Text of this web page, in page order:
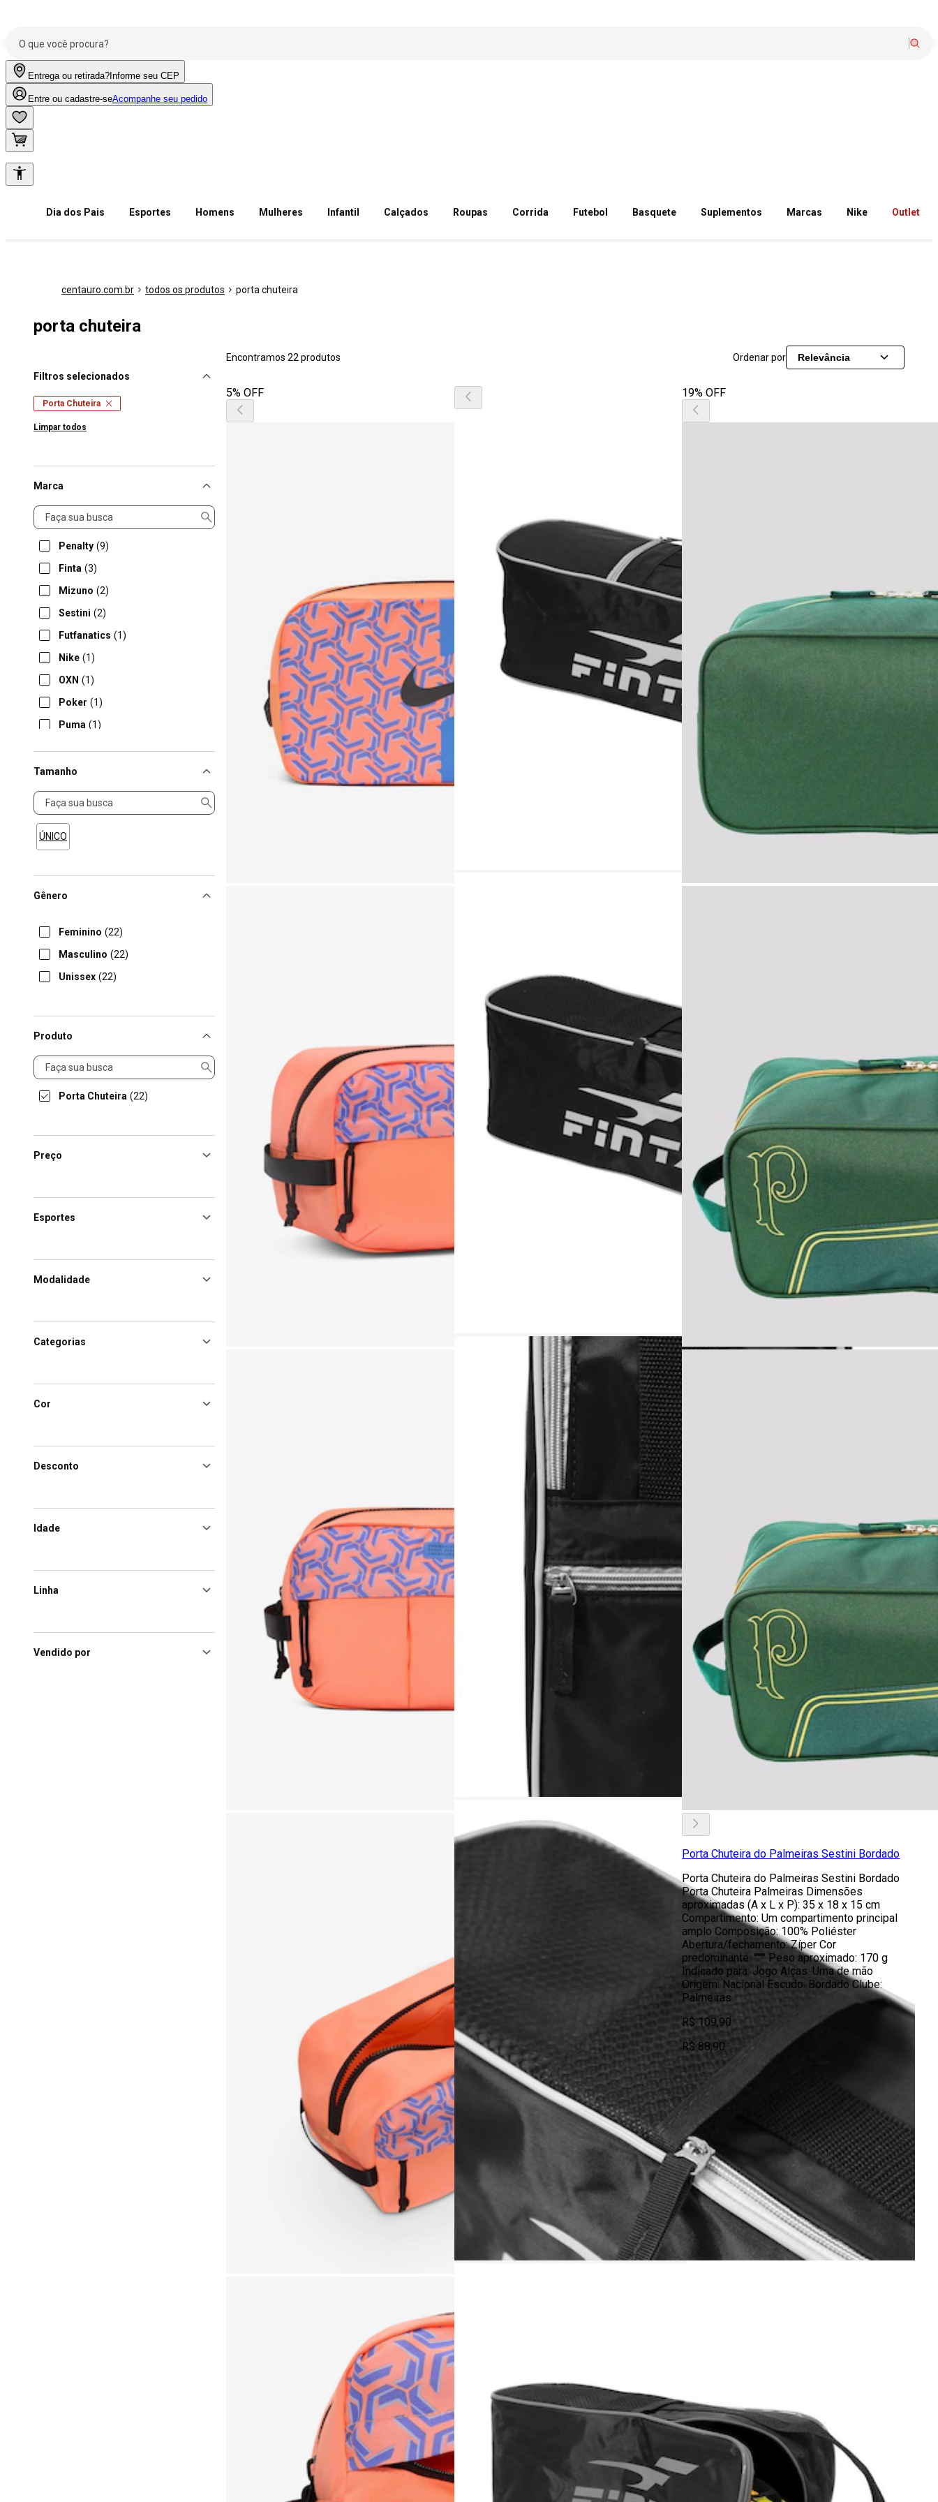
Entrega ou retirada? Informe seu CEP
Entre ou cadastre-seAcompanhe seu pedido
Dia dos Pais Esportes Homens Mulheres Infantil Calçados Roupas Corrida Futebol Basquete Suplementos Marcas Nike Outlet
centauro.com.br todos os produtos porta chuteira
porta chuteira
Filtros selecionados
Porta Chuteira
Limpar todos
Marca
Marca
Penalty (9)
Finta (3)
Mizuno (2)
Sestini (2)
Futfanatics (1)
Nike (1)
OXN (1)
Poker (1)
Puma (1)
Tamanho
Tamanho
ÚNICO
Gênero
Feminino (22)
Masculino (22)
Unissex (22)
Produto
Produto
Porta Chuteira (22)
Preço
Esportes
Modalidade
Categorias
Cor
Desconto
Idade
Linha
Vendido por
Encontramos 22 produtos Ordenar por Relevância
5% OFF 19% OFF
Porta Chuteira do Palmeiras Sestini Bordado
Porta Chuteira do Palmeiras Sestini Bordado
Porta Chuteira Palmeiras Dimensões
aproximadas (A x L x P): 35 x 18 x 15 cm
Compartimento: Um compartimento principal
amplo Composição: 100% Poliéster
Abertura/fechamento: Zíper Cor
predominante: '''''''' Peso aproximado: 170 g
Indicado para: Jogo Alças: Uma de mão
Origem: Nacional Escudo: Bordado Clube:
Palmeiras
R$ 109,90
R$ 88,90